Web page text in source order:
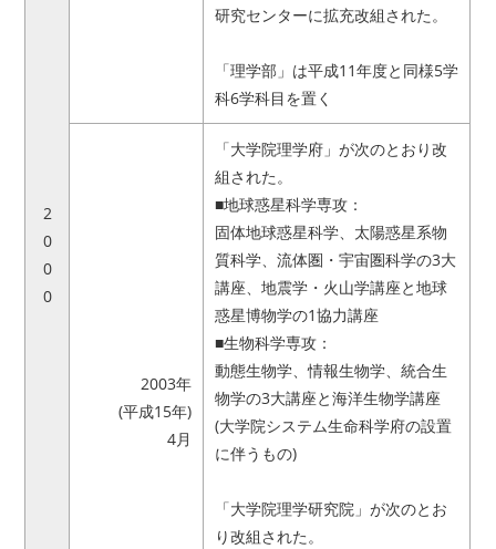
2
0
0
0
研究センターに拡充改組された。
「理学部」は平成11年度と同様5学
科6学科目を置く
2003年
(平成15年)
4月
「大学院理学府」が次のとおり改
組された。
■地球惑星科学専攻：
固体地球惑星科学、太陽惑星系物
質科学、流体圏・宇宙圏科学の3大
講座、地震学・火山学講座と地球
惑星博物学の1協力講座
■生物科学専攻：
動態生物学、情報生物学、統合生
物学の3大講座と海洋生物学講座
(大学院システム生命科学府の設置
に伴うもの)
「大学院理学研究院」が次のとお
り改組された。